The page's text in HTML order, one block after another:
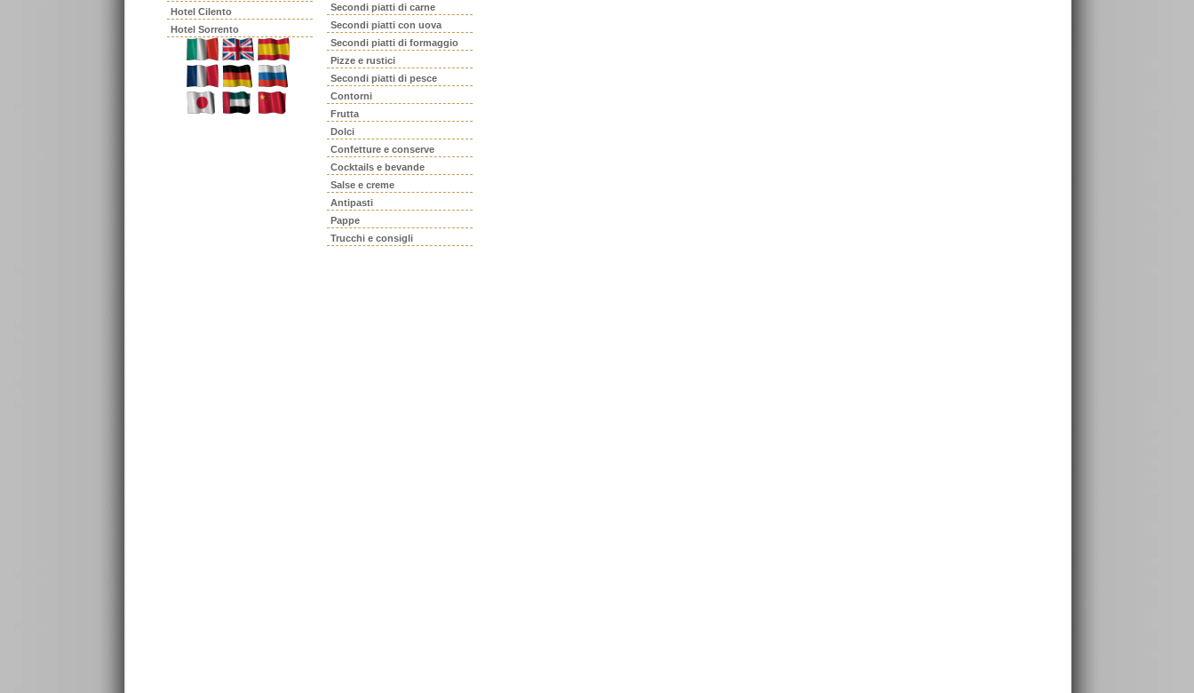
Hotel Cilento
Hotel Sorrento
Secondi piatti di carne
Secondi piatti con uova
Secondi piatti di formaggio
Pizze e rustici
Secondi piatti di pesce
Contorni
Frutta
Dolci
Confetture e conserve
Cocktails e bevande
Salse e creme
Antipasti
Pappe
Trucchi e consigli